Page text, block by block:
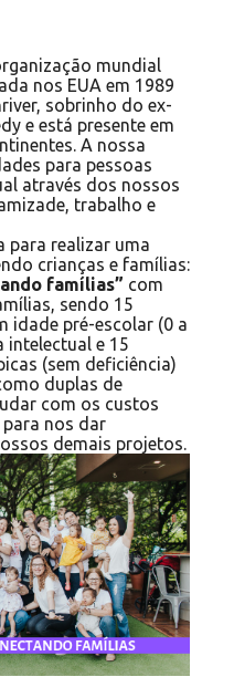
mundial
nos EUA em 1989
sobrinho do ex-
e está presente em
A nossa
para pessoas
através dos nossos
trabalho e
para realizar uma
crianças e famílias:
famílias” com
sendo 15
idade pré-escolar (0 a
intelectual e 15
(sem deficiência)
duplas de
com os custos
nos dar
demais projetos.